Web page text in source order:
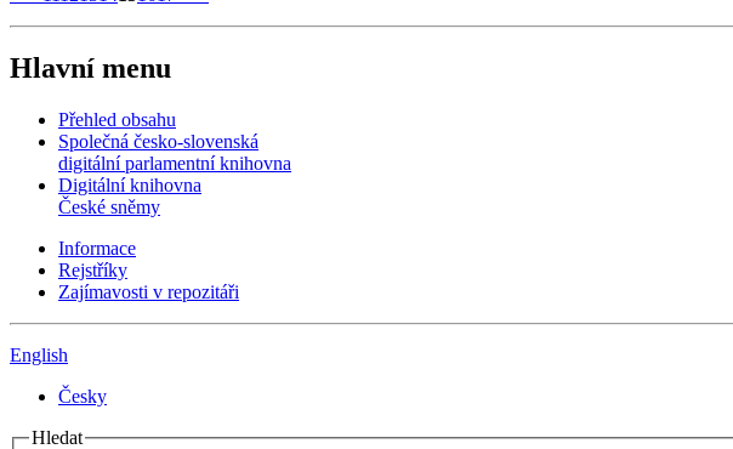
Hlavní menu
Přehled obsahu
Společná česko-slovenská
digitální parlamentní knihovna
Digitální knihovna
České sněmy
Informace
Rejstříky
Zajímavosti v repozitáři
English
Česky
Hledat